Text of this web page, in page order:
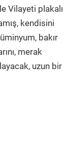
Vilayeti plakalı
kendisini
bakır
merak
uzun bir